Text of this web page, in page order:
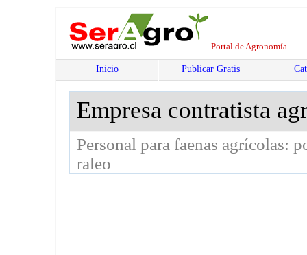
Portal de Agronomía
Inicio Publicar Gratis
Empresa contratista
Personal para faenas agrícolas:
raleo